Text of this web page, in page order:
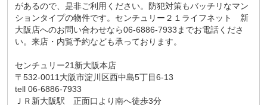
があるので、是非ご利用ください。防犯対策もバッチリなマン
ションタイプの物件です。センチュリー２１ライフネット 新
大阪店へのお問い合わせなら06-6886-7933までお電話くださ
い。来店・内覧予約なども承っております。
センチュリー21新大阪本店
〒532-0011大阪市淀川区西中島5丁目6-13
tell 06-6886-7933
ＪＲ新大阪駅 正面口より南へ徒歩3分